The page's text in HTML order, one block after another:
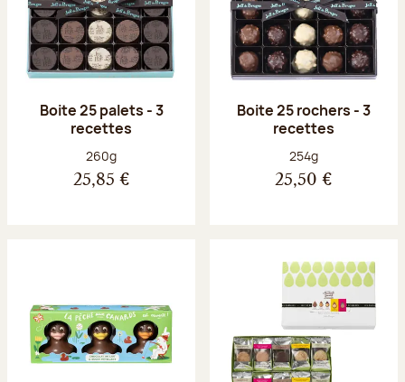
Boite 25 palets - 3
recettes
Poids net :
260g
25,85 €
Boite 25 rochers - 3
recettes
Poids net :
254g
25,50 €